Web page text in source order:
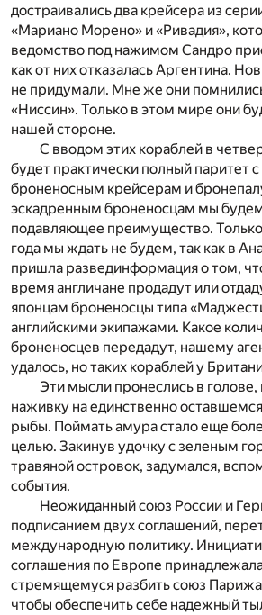
достраивались два крейсера из
«Мариано Морено» и «Ривадия»,
ведомство под нажимом Сандро
как от них отказалась Аргентина.
не придумали. Мне же они
«Ниссин». Только в этом мире они
нашей стороне.
С вводом этих кораблей в
будет практически полный паритет
броненосным крейсерам и
эскадренным броненосцам мы
подавляющее преимущество.
года мы ждать не будем, так как в
пришла развединформация о том,
время англичане продадут или
японцам броненосцы типа
английскими экипажами. Какое
броненосцев передадут, нашему
удалось, но таких кораблей у
Эти мысли пронеслись в голове,
наживку на единственно
рыбы. Поймать амура стало еще
целью. Закинув удочку с зеленым
травяной островок, задумался,
события.
Неожиданный союз России и
подписанием двух соглашений,
международную политику.
соглашения по Европе
стремящемуся разбить союз
чтобы обеспечить себе надежный